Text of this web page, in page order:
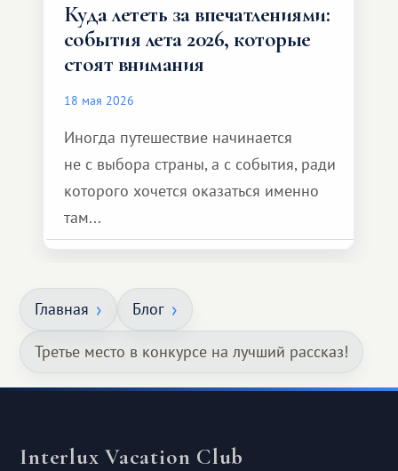
Куда лететь за впечатлениями:
события лета 2026, которые
стоят внимания
18 мая 2026
Иногда путешествие начинается
не с выбора страны, а с события, ради
которого хочется оказаться именно
там...
Главная Блог
Третье место в конкурсе на лучший рассказ!
Interlux Vacation Club